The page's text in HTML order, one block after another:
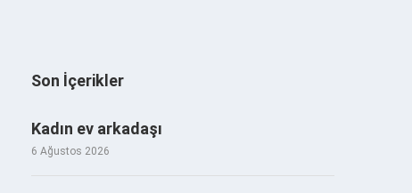
Son İçerikler
Kadın ev arkadaşı
6 Ağustos 2026